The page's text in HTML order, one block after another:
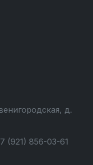
д.
(921) 856-03-61